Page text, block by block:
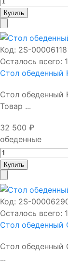
Код: 2S-00006118
Осталось всего:
Стол обеденный
Стол обеденный
Товар ...
32 500 ₽
обеденные
Код: 2S-
Осталось всего:
Стол обеденный
Стол обеденный
...